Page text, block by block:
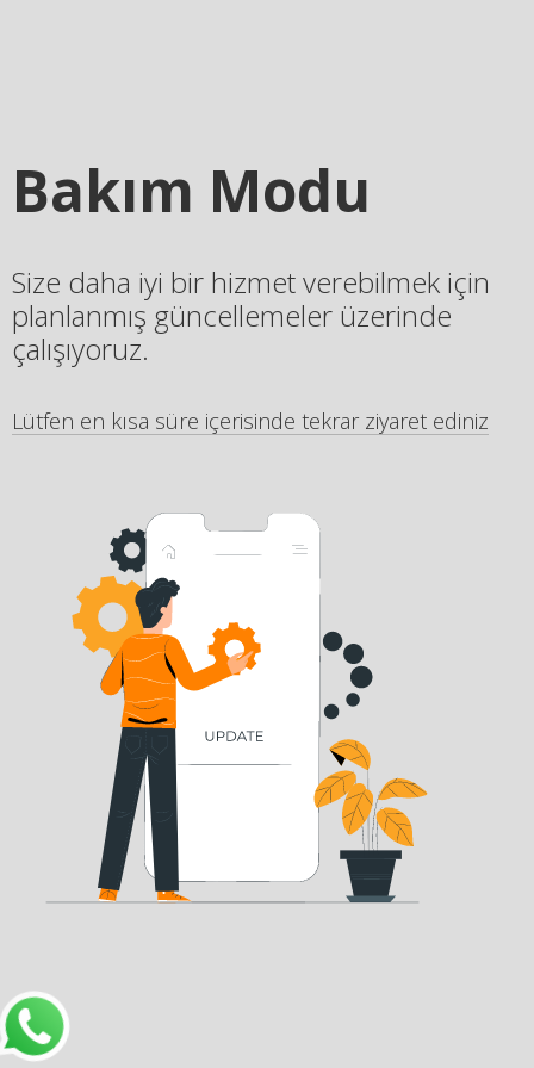
Bakım Modu
Size daha iyi bir hizmet verebilmek için
planlanmış güncellemeler üzerinde
çalışıyoruz.
Lütfen en kısa süre içerisinde tekrar ziyaret ediniz